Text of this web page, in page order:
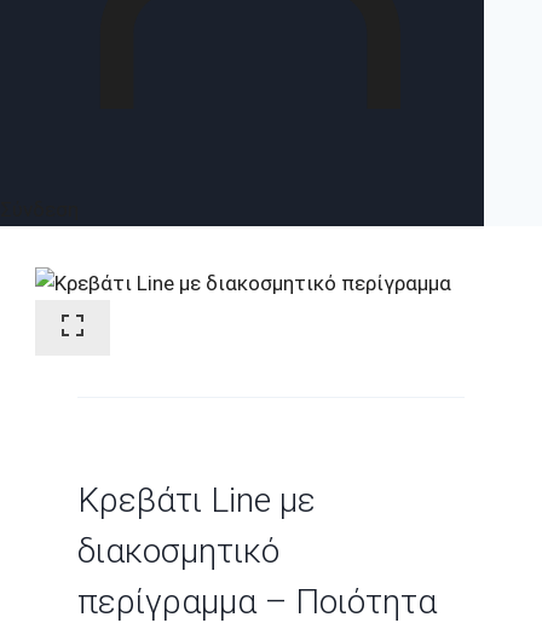
Κρεβάτι Line με
διακοσμητικό
περίγραμμα – Ποιότητα